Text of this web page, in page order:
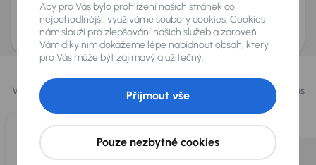
AURES Holdings a.s., se sídlem Dopraváků 874/15, Čimice, 184 00 Praha 8 bude
uchovávat a zpracovávat vaše osobní údaje v souladu se zásadami ochrany a
zpracováníosobních údajů.
Vybrali jsme pro vás
Vybíráme pro vás ty nejlepší vozy
z naší nabídky. Každý den pro vás
vykoupíme až 400 vozů
Aby pro Vás bylo prohlížení našich stránek co
nejpohodlnější, využíváme soubory cookies. Cookies
nám slouží pro zlepšování našich služeb a zároveň
Vám díky nim dokážeme lépe nabídnout obsah, který
pro Vás může být zajímavý a užitečný.
Pouze nezbytné cookies
Přijmout vše